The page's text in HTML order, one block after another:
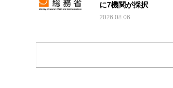
に7機関が採択
2026.08.06